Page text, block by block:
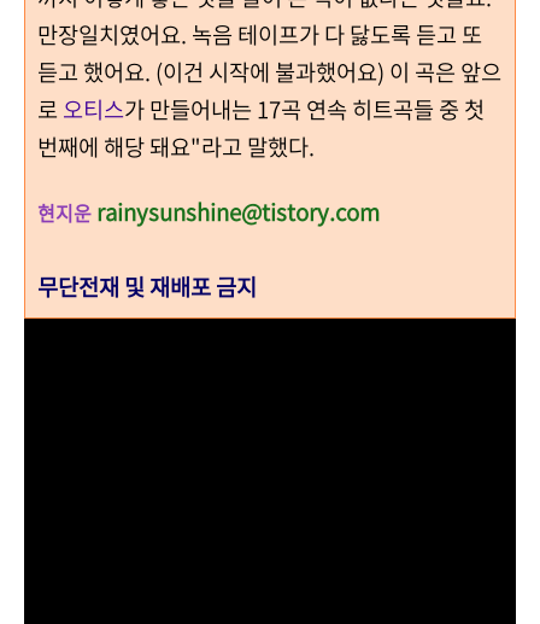
만장일치였어요. 녹음 테이프가 다 닳도록 듣고 또
듣고 했어요. (이건 시작에 불과했어요) 이 곡은 앞으
로오티스가 만들어내는 17곡 연속 히트곡들 중 첫
번째에 해당 돼요"라고 말했다.
현지운 rainysunshine@tistory.com
무단전재 및 재배포 금지